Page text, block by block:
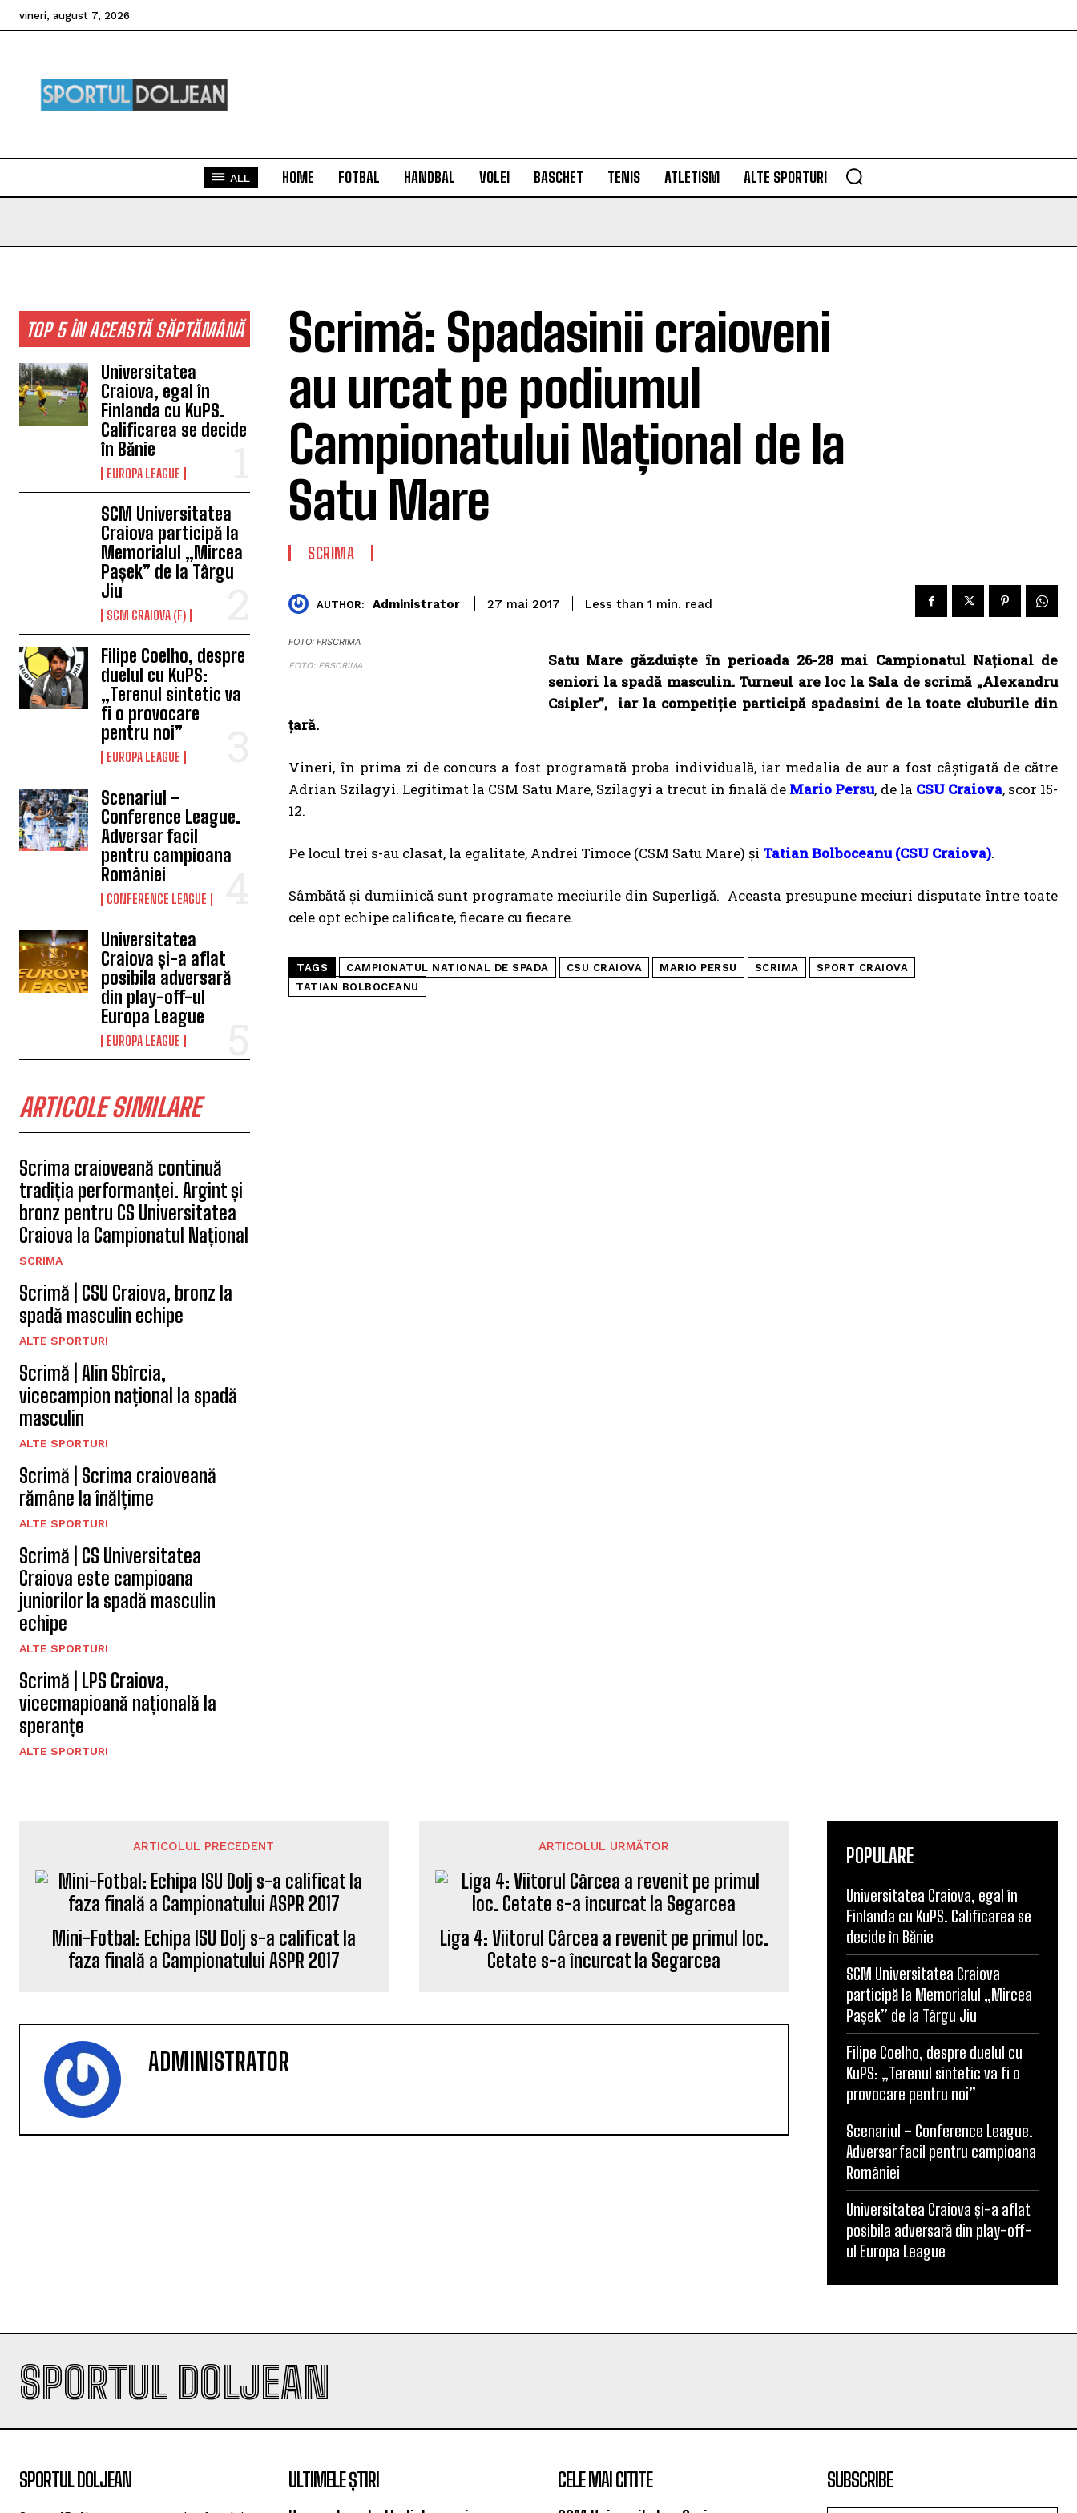
vineri, august 7, 2026
ALL HOME FOTBAL HANDBAL VOLEI BASCHET TENIS ATLETISM ALTE SPORTURI
TOP 5 ÎN ACEASTĂ SĂPTĂMÂNĂ
Universitatea
Craiova, egal în
Finlanda cu KuPS.
Calificarea se decide
în Bănie
EUROPA LEAGUE
SCM Universitatea
Craiova participă la
Memorialul „Mircea
Pașek” de la Târgu
Jiu
SCM CRAIOVA (F)
Filipe Coelho, despre
duelul cu KuPS:
„Terenul sintetic va
fi o provocare
pentru noi”
EUROPA LEAGUE
Scenariul –
Conference League.
Adversar facil
pentru campioana
României
CONFERENCE LEAGUE
Universitatea
Craiova și-a aflat
posibila adversară
din play-off-ul
Europa League
EUROPA LEAGUE
ARTICOLE SIMILARE
Scrima craioveană continuă
tradiția performanței. Argint și
bronz pentru CS Universitatea
Craiova la Campionatul Național
SCRIMA
Scrimă | CSU Craiova, bronz la
spadă masculin echipe
ALTE SPORTURI
Scrimă | Alin Sbîrcia,
vicecampion național la spadă
masculin
ALTE SPORTURI
Scrimă | Scrima craioveană
rămâne la înălțime
ALTE SPORTURI
Scrimă | CS Universitatea
Craiova este campioana
juniorilor la spadă masculin
echipe
ALTE SPORTURI
Scrimă | LPS Craiova,
vicecmapioană națională la
speranțe
ALTE SPORTURI
Scrimă: Spadasinii craioveni
au urcat pe podiumul
Campionatului Național de la
Satu Mare
SCRIMA
AUTHOR: Administrator 27 mai 2017 Less than 1 min. read
FOTO: FRSCRIMA
FOTO: FRSCRIMA
Satu Mare găzduiște în perioada 26-28 mai Campionatul Național de
seniori la spadă masculin. Turneul are loc la Sala de scrimă „Alexandru
Csipler”, iar la competiție participă spadasini de la toate cluburile din
țară.
Vineri, în prima zi de concurs a fost programată proba individuală, iar medalia de aur a fost câștigată de către
Adrian Szilagyi. Legitimat la CSM Satu Mare, Szilagyi a trecut în finală de Mario Persu, de la CSU Craiova, scor 15-
12.
Pe locul trei s-au clasat, la egalitate, Andrei Timoce (CSM Satu Mare) și Tatian Bolboceanu (CSU Craiova).
Sâmbătă și dumiinică sunt programate meciurile din Superligă. Aceasta presupune meciuri disputate între toate
cele opt echipe calificate, fiecare cu fiecare.
TAGS CAMPIONATUL NATIONAL DE SPADA CSU CRAIOVA MARIO PERSU SCRIMA
SPORT CRAIOVA
TATIAN BOLBOCEANU
ARTICOLUL PRECEDENT
Mini-Fotbal: Echipa ISU Dolj s-a calificat la
faza finală a Campionatului ASPR 2017
ARTICOLUL URMĂTOR
Liga 4: Viitorul Cârcea a revenit pe primul loc.
Cetate s-a încurcat la Segarcea
ADMINISTRATOR
POPULARE
Universitatea Craiova, egal în
Finlanda cu KuPS. Calificarea se
decide în Bănie
SCM Universitatea Craiova
participă la Memorialul „Mircea
Pașek” de la Târgu Jiu
Filipe Coelho, despre duelul cu
KuPS: „Terenul sintetic va fi o
provocare pentru noi”
Scenariul – Conference League.
Adversar facil pentru campioana
României
Universitatea Craiova și-a aflat
posibila adversară din play-off-
ul Europa League
SPORTUL DOLJEAN
SPORTUL DOLJEAN ULTIMELE ȘTIRI CELE MAI CITITE SUBSCRIBE